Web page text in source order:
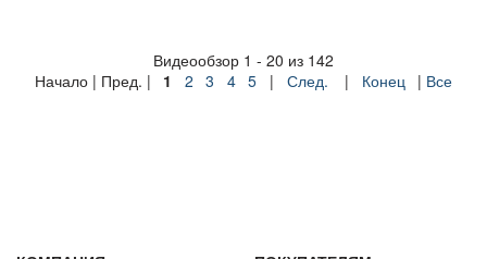
Видеообзор 1 - 20 из 142
Начало | Пред. |
1 2 3 4 5 | След. | Конец | Все